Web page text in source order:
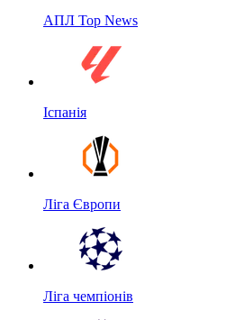
АПЛ Top News
Іспанія
Ліга Європи
Ліга чемпіонів